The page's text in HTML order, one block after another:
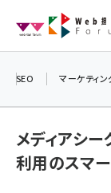
ン
SEO マーケティ
メディアシ
利用のスマ